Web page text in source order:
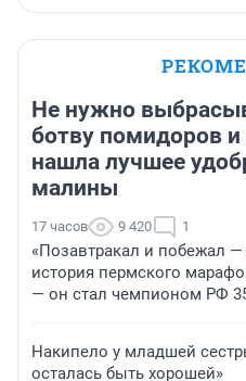
Не нужно
ботву помидоров
нашла лучшее
малины
17 часов 9 420 1
«Позавтракал и побежал
история пермского
— он стал чемпионом РФ
Накипело у младшей
осталась быть хорошей»